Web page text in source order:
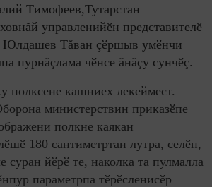
Тимофеев,Тутарстан
управленийӗн представителӗ
Юлдашев Тăван çӗршыв умӗнчи
пурнăçлама чӗнсе ăнăçу сунчӗç.
полксене кашниех лекеймест.
министерствин приказӗпе
полкне каякан
180 сантиметртан лутра, селӗп,
суран йӗрӗ те, наколка та пулмалла
параметрпа тӗрӗсленисӗр